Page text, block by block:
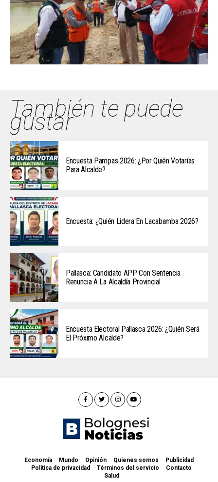
También te puede
gustar
Encuesta Pampas 2026: ¿Por Quién Votarías
Para Alcalde?
Encuesta: ¿Quién Lidera En Lacabamba 2026?
Pallasca: Candidato APP Con Sentencia
Renuncia A La Alcaldía Provincial
Encuesta Electoral Pallasca 2026: ¿Quién Será
El Próximo Alcalde?
Economía Mundo Opinión Quienes somos
Publicidad
Política de privacidad
Términos del servicio
Contacto
Salud